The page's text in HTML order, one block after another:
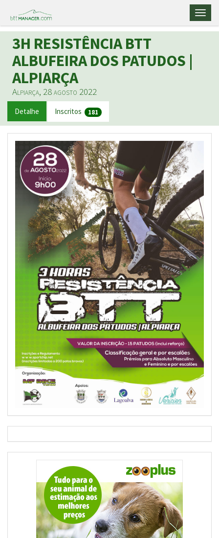
3H RESISTÊNCIA BTT
ALBUFEIRA DOS PATUDOS |
ALPIARÇA
Alpiarça, 28 agosto 2022
Detalhe Inscritos 181